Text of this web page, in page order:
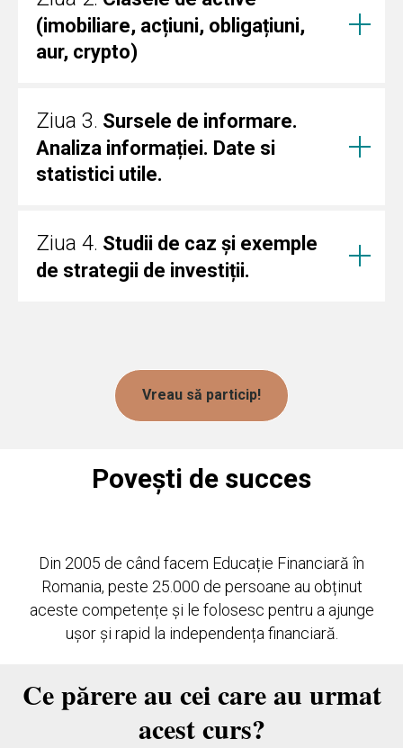
(imobiliare, acțiuni, obligațiuni,
aur, crypto)
Ziua 3. Sursele de informare.
Analiza informației. Date si
statistici utile.
Ziua 4. Studii de caz și exemple
de strategii de investiții.
Vreau să particip!
Povești de succes
Din 2005 de când facem Educație Financiară în
Romania, peste 25.000 de persoane au obținut
aceste competențe și le folosesc pentru a ajunge
ușor și rapid la independența financiară.
Ce părere au cei care au urmat
acest curs?